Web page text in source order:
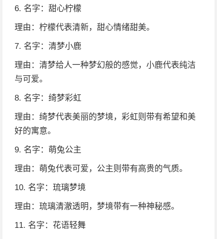
6. 名字：甜心柠檬
理由：柠檬代表清新，甜心情绪甜美。
7. 名字：清梦小鹿
理由：清梦给人一种梦幻般的感觉，小鹿代表纯洁
与可爱。
8. 名字：绮梦彩虹
理由：绮梦代表美丽的梦境，彩虹则带有希望和美
好的寓意。
9. 名字：萌兔公主
理由：萌兔代表可爱，公主则带有高贵的气质。
10. 名字：琉璃梦境
理由：琉璃清澈透明，梦境带有一种神秘感。
11. 名字：花语轻舞